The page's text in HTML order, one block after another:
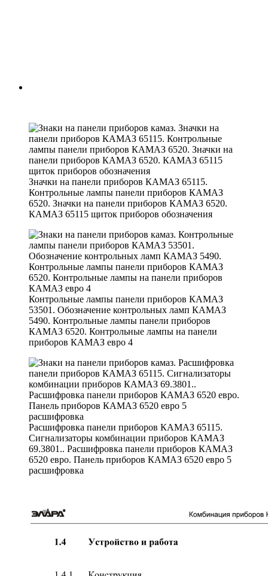
Значки на панели приборов КАМАЗ 65115.
Контрольные лампы панели приборов КАМАЗ
6520. Значки на панели приборов КАМАЗ 6520.
КАМАЗ 65115 щиток приборов обозначения
Контрольные лампы панели приборов КАМАЗ
53501. Обозначение контрольных ламп КАМАЗ
5490. Контрольные лампы панели приборов
КАМАЗ 6520. Контрольные лампы на панели
приборов КАМАЗ евро 4
Расшифровка панели приборов КАМАЗ 65115.
Сигнализаторы комбинации приборов КАМАЗ
69.3801.. Расшифровка панели приборов КАМАЗ
6520 евро. Панель приборов КАМАЗ 6520 евро 5
расшифровка